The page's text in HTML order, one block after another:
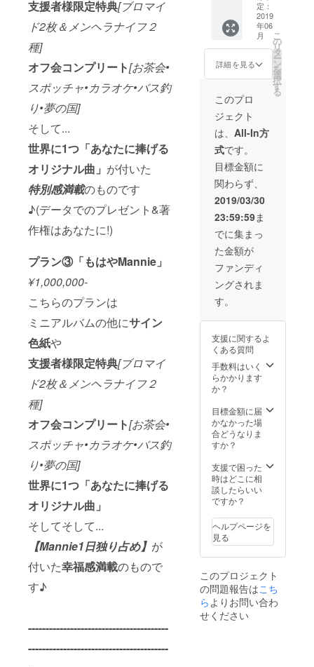
支援者様限定特典[ブロマイ
ド2枚＆メンヘラナイフ２
種]
オフ会コンプリート[お茶会•
スポッチャ•カラオケ•バス釣
り•夢の国]
そして...
世界に1つ「あなたに捧げる
オリジナル曲」 が付いた
特別感満載のものです
♪(データでのプレゼント&著
作権はあなたに!)
プラン③「もはやMannie 」
¥1,000,000-
こちらのプランは
ミニアルバムの他にサイン
色紙や
支援者様限定特典[ブロマイ
ド2枚＆メンヘラナイフ２
種]
オフ会コンプリート[お茶会•
スポッチャ•カラオケ•バス釣
り•夢の国]
世界に1つ「あなたに捧げる
オリジナル曲」
そしてそして...
【Mannie1日独り占め】 が
付いた幸福感満載のもので
す♪
----------------------------------------
----------------------------------------
リジナ
ル曲」
(データ
でのプ
レゼン
ト&著作
権はあ
なたに!)
イドAB
＆メン
ヘラナ
イフAB
・オフ
会(A～
E)コン
ト ・
サイン
色紙付
きプラ
ン そし
て... ・
世界に1
つ「あ
なたに
捧げる
オリジ
ナル
曲」
(データ
でのプ
レゼン
ト&著作
権はあ
・
ie1日独
り占め
プラ
ン」 (始
遊び倒
しま
しょ
定：
2019
年06
月
詳細を見る
こ
の
リ
タ
ー
ン
を
選
択
す
る
このプロ
ジェクト
は、 All-In方
式です。
目標金額に
関わらず、
2019/03/30
23:59:59ま
でに集まっ
た金額が
ファンディ
ングされま
す。
支援に関するよ
くある質問
手数料はいく
らかかります
か？
目標金額に届
かなかった場
合どうなりま
すか？
支援で困った
時はどこに相
談したらいい
ですか？
ヘルプページを
見る
このプロジェクト
の問題報告はこち
らよりお問い合わ
せください